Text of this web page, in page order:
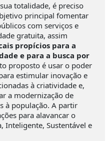
totalidade, é preciso
principal fomentar
com serviços e
gratuita, assim
propícios para a
e para a busca por
proposto é usar o poder
estimular inovação e
à criatividade e,
a modernização de
à população. A partir
para alavancar o
Inteligente, Sustentável e